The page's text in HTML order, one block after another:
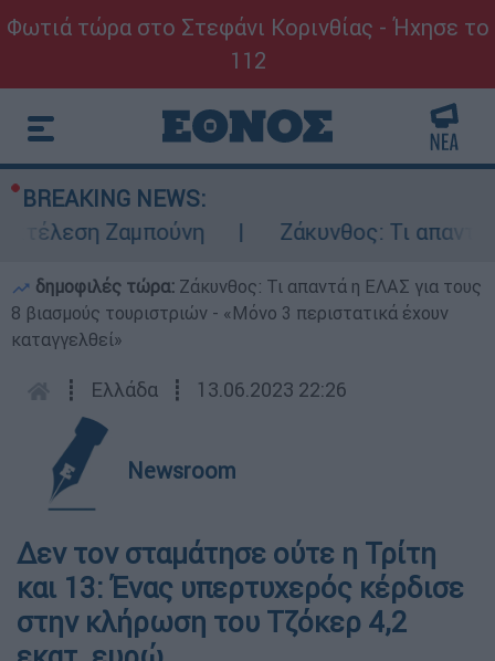
Φωτιά τώρα στο Στεφάνι Κορινθίας - Ήχησε το
112
BREAKING NEWS:
Ζαμπούνη
Ζάκυνθος: Τι απαντά
δημοφιλές τώρα: Ζάκυνθος: Τι απαντά η ΕΛΑΣ για τους
8 βιασμούς τουριστριών - «Μόνο 3 περιστατικά έχουν
καταγγελθεί»
┋ Ελλάδα ┋ 13.06.2023 22:26
Newsroom
Δεν τον σταμάτησε ούτε η Τρίτη
και 13: Ένας υπερτυχερός κέρδισε
στην κλήρωση του Τζόκερ 4,2